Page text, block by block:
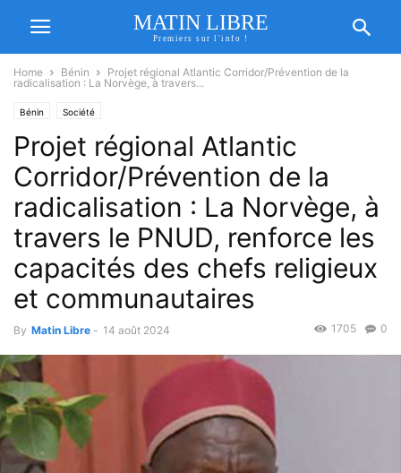
MATIN LIBRE
Premiers sur l'info !
Home Bénin
Projet régional Atlantic Corridor/Prévention de la
radicalisation : La Norvège, à travers...
Bénin Société
Projet régional Atlantic
Corridor/Prévention de la
radicalisation : La Norvège, à
travers le PNUD, renforce les
capacités des chefs religieux
et communautaires
By Matin Libre - 14 août 2024 0
1705